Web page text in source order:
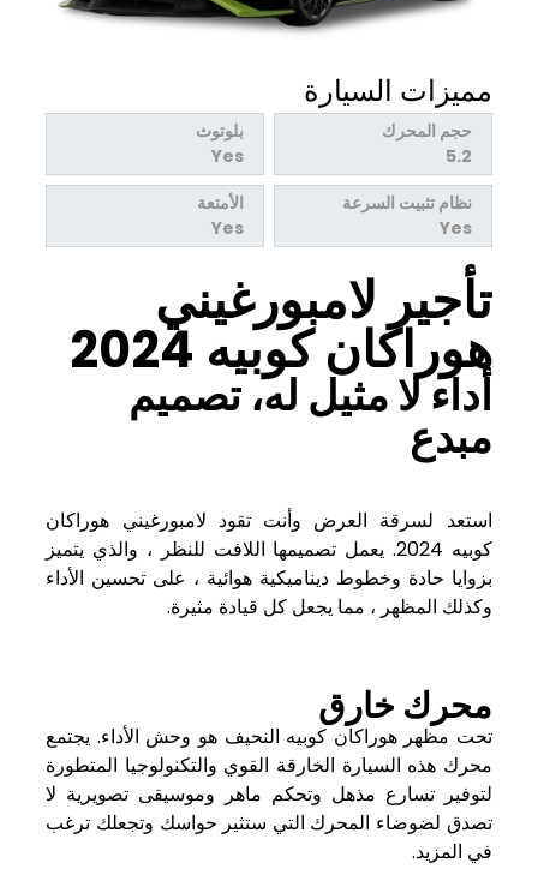
مميزات السيارة
حجم المحرك
5.2
بلوتوث
Yes
نظام تثبيت السرعة
Yes
الأمتعة
Yes
تأجير لامبورغيني
هوراكان كوبيه 2024
أداء لا مثيل له، تصميم
مبدع
استعد لسرقة العرض وأنت تقود لامبورغيني هوراكان
كوبيه 2024. يعمل تصميمها اللافت للنظر ، والذي يتميز
بزوايا حادة وخطوط ديناميكية هوائية ، على تحسين الأداء
وكذلك المظهر ، مما يجعل كل قيادة مثيرة.
محرك خارق
تحت مظهر هوراكان كوبيه النحيف هو وحش الأداء. يجتمع
محرك هذه السيارة الخارقة القوي والتكنولوجيا المتطورة
لتوفير تسارع مذهل وتحكم ماهر وموسيقى تصويرية لا
تصدق لضوضاء المحرك التي ستثير حواسك وتجعلك ترغب
في المزيد.